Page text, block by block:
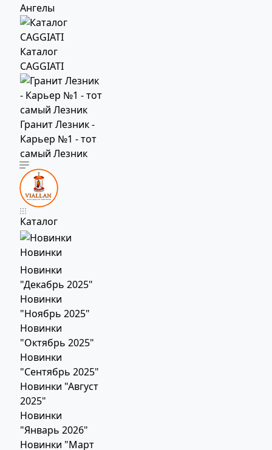
Ангелы
Каталог
CAGGIATI
Гранит Лезник -
Карьер №1 - тот
самый Лезник
Каталог
Новинки
Новинки
"Декабрь 2025"
Новинки
"Ноябрь 2025"
Новинки
"Октябрь 2025"
Новинки
"Сентябрь 2025"
Новинки "Август
2025"
Новинки
"Январь 2026"
Новинки "Март